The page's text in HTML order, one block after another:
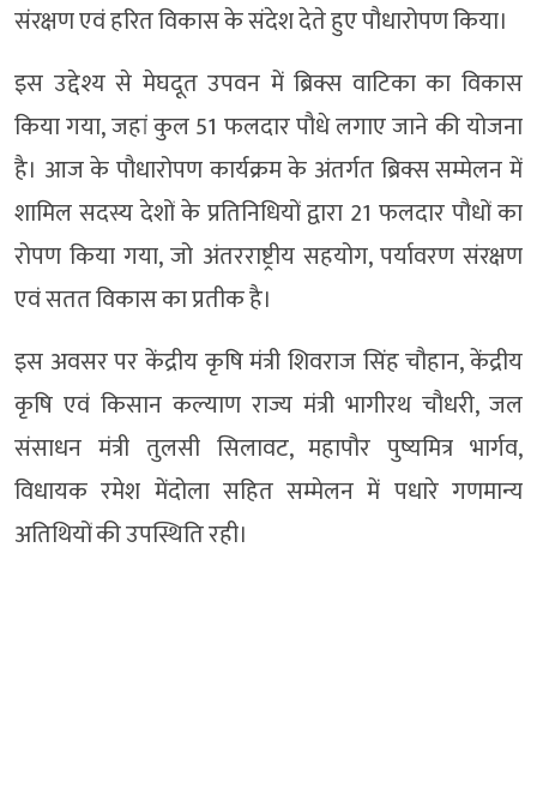
संरक्षण एवं हरित विकास के संदेश देते हुए पौधारोपण किया।
इस उद्देश्य से मेघदूत उपवन में ब्रिक्स वाटिका का विकास
किया गया, जहां कुल 51 फलदार पौधे लगाए जाने की योजना
है। आज के पौधारोपण कार्यक्रम के अंतर्गत ब्रिक्स सम्मेलन में
शामिल सदस्य देशों के प्रतिनिधियों द्वारा 21 फलदार पौधों का
रोपण किया गया, जो अंतरराष्ट्रीय सहयोग, पर्यावरण संरक्षण
एवं सतत विकास का प्रतीक है।
इस अवसर पर केंद्रीय कृषि मंत्री शिवराज सिंह चौहान, केंद्रीय
कृषि एवं किसान कल्याण राज्य मंत्री भागीरथ चौधरी, जल
संसाधन मंत्री तुलसी सिलावट, महापौर पुष्यमित्र भार्गव,
विधायक रमेश मेंदोला सहित सम्मेलन में पधारे गणमान्य
अतिथियों की उपस्थिति रही।